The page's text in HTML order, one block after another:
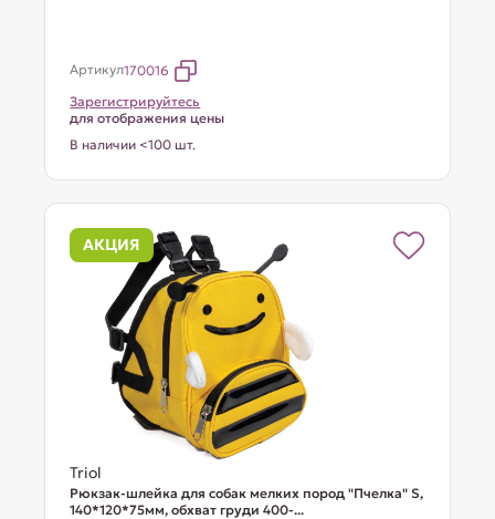
Артикул170016
Зарегистрируйтесь
для отображения цены
В наличии <100 шт.
АКЦИЯ
Triol
Рюкзак-шлейка для собак мелких пород "Пчелка" S,
140*120*75мм, обхват груди 400-...